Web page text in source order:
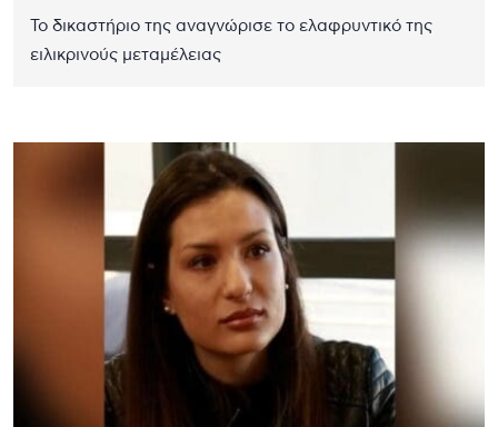
Το δικαστήριο της αναγνώρισε το ελαφρυντικό της
ειλικρινούς μεταμέλειας